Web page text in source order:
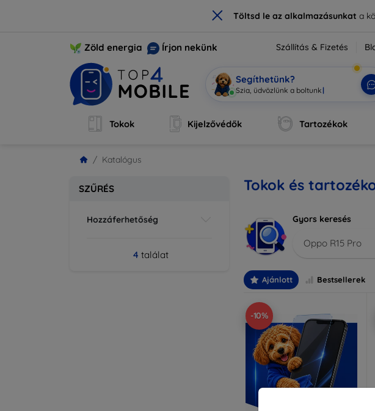
× Töltsd le az alkalmazásunkata
Zöld energia Írjon nekünk Szállítás & Fizetés
Segíthetünk?
|
Tokok Kijelzővédők Tartozékok
Katalógus
SZŰRÉS
Hozzáferhetőség
4 találat
Tokok és
Gyors keresés
Oppo R15 Pro
Ajánlott Bestsellerek
-10%